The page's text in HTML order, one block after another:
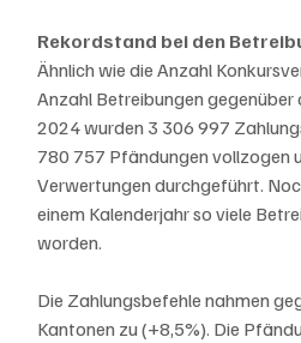
Rekordstand bei den
Ähnlich wie die Anzahl
Anzahl Betreibungen gegenüber
2024 wurden 3 306 997
780 757 Pfändungen vollzogen
Verwertungen durchgeführt.
einem Kalenderjahr so viele
worden.
Die Zahlungsbefehle nahmen
Kantonen zu (+8,5%). Die